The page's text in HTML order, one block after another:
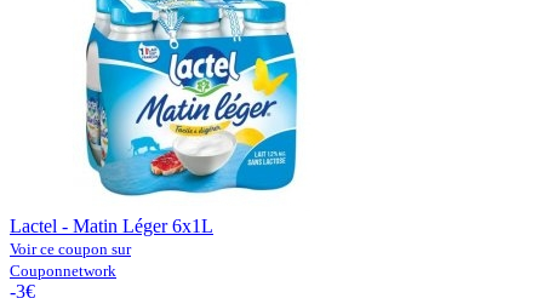
Lactel - Matin Léger 6x1L
Voir ce coupon sur
Couponnetwork
-3€